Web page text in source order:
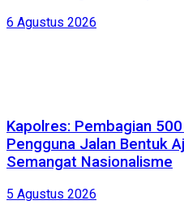
6 Agustus 2026
Kapolres: Pembagian
Pengguna Jalan Bentuk
Semangat Nasionalisme
5 Agustus 2026